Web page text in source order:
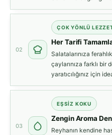
02
ÇOK YÖNLÜ
Her Tarifi
Salatalarınıza
çaylarınıza farklı bir
yaratıcılığınız için
03
EŞSIZ KOKU
Zengin Aroma
Reyhanın kendine